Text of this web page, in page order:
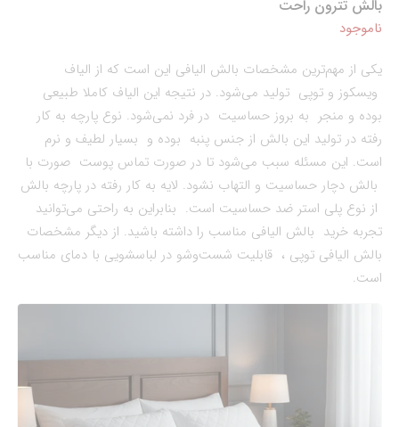
بالش تترون راحت
ناموجود
یکی از مهم‌ترین مشخصات بالش الیافی این است که از الیاف
ویسکوز و توپی تولید می‌شود. در نتیجه این الیاف کاملا طبیعی
بوده و منجر به بروز حساسیت در فرد نمی‌شود. نوع پارچه به کار
رفته در تولید این بالش از جنس پنبه بوده و بسیار لطیف و نرم
است. این مسئله سبب می‌شود تا در صورت تماس پوست صورت با
بالش دچار حساسیت و التهاب نشود. لایه به کار رفته در پارچه بالش
از نوع پلی استر ضد حساسیت است. بنابراین به راحتی می‌توانید
تجربه خرید بالش الیافی مناسب را داشته باشید. از دیگر مشخصات
بالش الیافی توپی ، قابلیت شست‌وشو در لباسشویی با دمای مناسب
است.